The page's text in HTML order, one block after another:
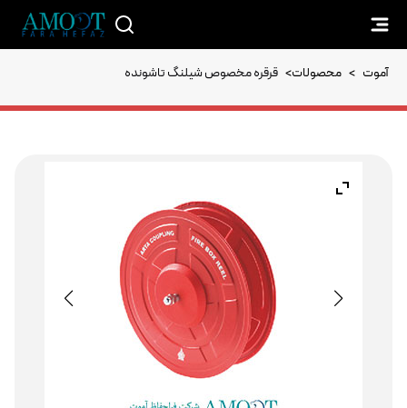
آموت > محصولات> قرقره مخصوص شیلنگ تاشونده